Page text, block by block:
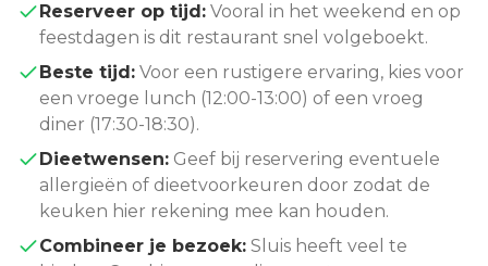
Reserveer op tijd: Vooral in het weekend en op
feestdagen is dit restaurant snel volgeboekt.
Beste tijd: Voor een rustigere ervaring, kies voor
een vroege lunch (12:00-13:00) of een vroeg
diner (17:30-18:30).
Dieetwensen: Geef bij reservering eventuele
allergieën of dieetvoorkeuren door zodat de
keuken hier rekening mee kan houden.
Combineer je bezoek: Sluis heeft veel te